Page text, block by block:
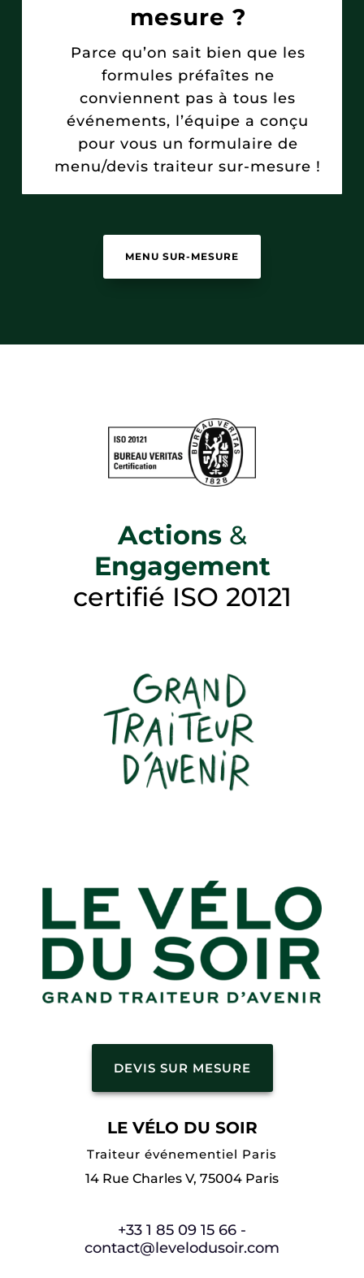
mesure ?
Parce qu’on sait bien que les
formules préfaîtes ne
conviennent pas à tous les
événements, l’équipe a conçu
pour vous un formulaire de
menu/devis traiteur sur-mesure !
MENU SUR-MESURE
Actions &
Engagement
certifié ISO 20121
DEVIS SUR MESURE
LE VÉLO DU SOIR
Traiteur événementiel Paris
14 Rue Charles V, 75004 Paris
+33 1 85 09 15 66 -
contact@levelodusoir.com